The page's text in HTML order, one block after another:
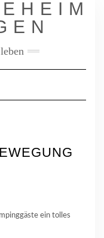
ein tolles